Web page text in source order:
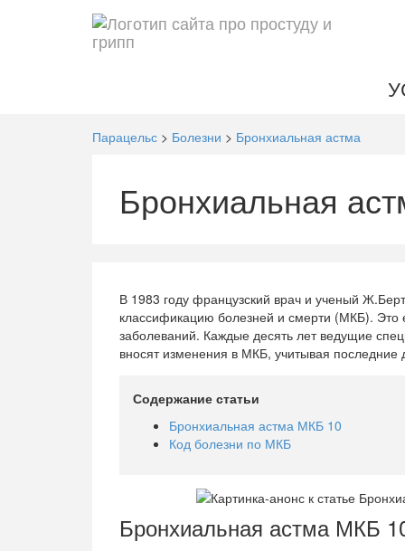
Парацельс > Болезни > Бронхиальная астма
Бронхиальная
В 1983 году французский врач и ученый
классификацию болезней и смерти (МКБ). Это
заболеваний. Каждые десять лет ведущие
вносят изменения в МКБ, учитывая последние
Содержание статьи
Бронхиальная астма МКБ 10
Код болезни по МКБ
Бронхиальная астма МКБ